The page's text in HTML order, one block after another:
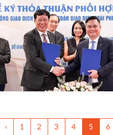
‹ 1 2 3 4 5 6